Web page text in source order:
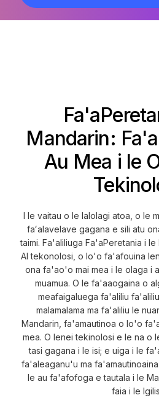
Mandarin:
Au Mea i le
I le vaitau o le lalolagi atoa, o le
faʻalavelave gagana e sili atu
taimi. Fa'aliliuga Fa'aPeretania i
AI tekonolosi, o lo'o fa'afouina
ona fa'ao'o mai mea i le olaga i
muamua. O le fa'aaogaina o
meafaigaluega fa'aliliu
malamalama ma fa'aliliu le
Mandarin, fa'amautinoa o lo'o
mea. O lenei tekinolosi e le na o
tasi gagana i le isi; e uiga i le
fa'aleaganu'u ma
le au fa'afofoga e tautala i le
faia i le